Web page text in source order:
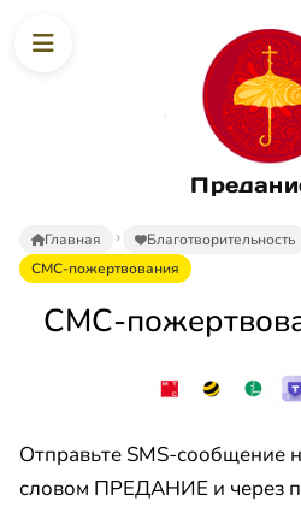
Главная Благотворительность
СМС-пожертвования
СМС-
Отправьте SMS-сообщение
словом ПРЕДАНИЕ и через